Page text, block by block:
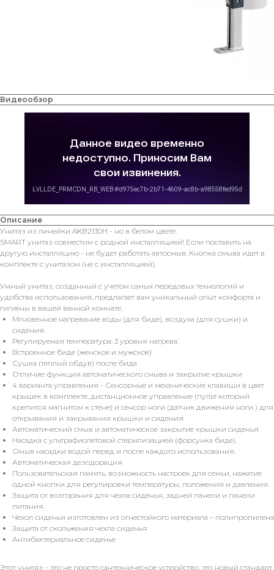
Видеообзор
Описание
Унитаз из линейки AKB2130H - но в белом цвете.
SMART унитаз совместим с родной инсталляцией! Если поставить на
другую инсталляцию - не будет работать автосмыв. Кнопка смыва идет в
комплекте с унитазом (не с инсталляцией).
Умный унитаз, созданный с учетом самых передовых технологий и
удобства использования, предлагает вам уникальный опыт комфорта и
гигиены в вашей ванной комнате.
Мгновенное нагревание воды (для биде), воздуха (для сушки) и
сидения.
Регулируемая температура: 3 уровня нагрева.
Встроенное биде (женское и мужское)
Сушка (теплый обдув) после биде
Отличие: функция автоматического смыва и закрытие крышки
4 варианта управления - Сенсорные и механические клавиши в цвет
крышек в комплекте, дистанционное управление (пульт который
крепится магнитом к стене) и сенсор ноги (датчик движения ноги ) для
открывания и закрывания крышки и сидения
Автоматический смыв и автоматическое закрытие крышки сиденья
Насадка с ультрафиолетовой стерилизацией (форсунка биде).
Омыв насадки водой перед и после каждого использования.
Автоматическая дезодорация
Пользовательская память, возможность настроек для семьи, нажатие
одной кнопки для регулировки температуры, положения и давления.
Защита от возгорания для чехла сиденья, задней панели и панели
питания.
Чехол сиденья изготовлен из огнестойкого материала – полипропилена
Защита от скольжения чехла сиденья
Антибактериальное сиденье
Этот унитаз – это не просто сантехническое устройство, это новый стандарт